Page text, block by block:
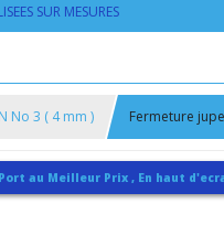
SUR MESURES
No 3 ( 4 mm ) Fermeture
au Meilleur Prix , En haut